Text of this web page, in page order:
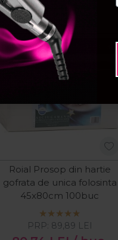
Pret special
Roial Prosop din hartie
gofrata de unica folosinta
45x80cm 100buc
PRP: 89,89 LEI